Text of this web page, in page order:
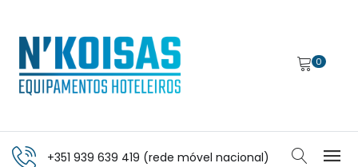
0
+351 939 639 419 (rede móvel nacional)